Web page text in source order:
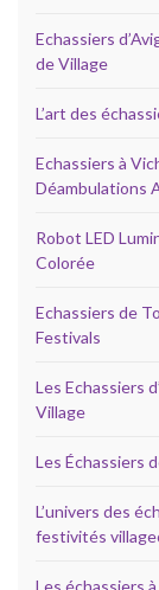
Echassiers
de Village
L’art des
Echassiers à
Déambulations
Robot LED
Colorée
Echassiers de
Festivals
Les Echassiers
Village
Les Échassiers
L’univers des
festivités
Les échassiers